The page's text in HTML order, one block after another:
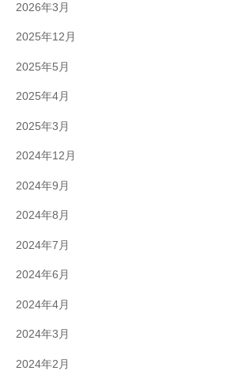
2026年3月
2025年12月
2025年5月
2025年4月
2025年3月
2024年12月
2024年9月
2024年8月
2024年7月
2024年6月
2024年4月
2024年3月
2024年2月